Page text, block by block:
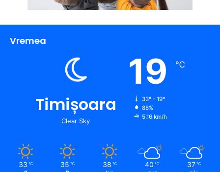
Vremea
Timișoara
Clear Sky
19 ℃
33º - 19º
88%
5.16 km/h
33 ℃ 35 ℃ 38 ℃ 40 ℃ 37 ℃